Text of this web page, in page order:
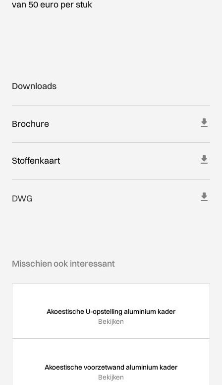
van 50 euro per stuk
Downloads
Brochure
Stoffenkaart
DWG
Misschien ook interessant
Akoestische U-opstelling aluminium kader
Bekijken
Akoestische voorzetwand aluminium kader
Bekijken